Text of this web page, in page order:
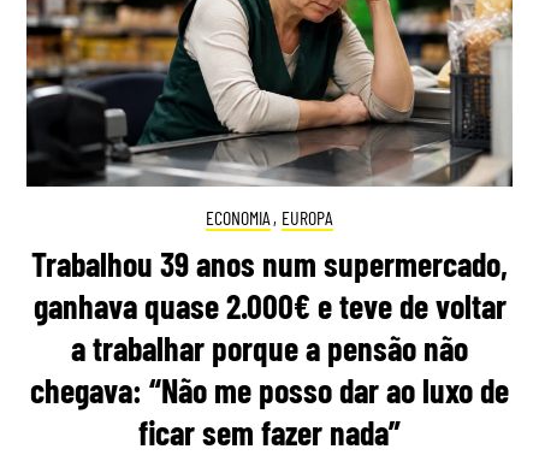
ECONOMIA , EUROPA
Trabalhou 39 anos num supermercado,
ganhava quase 2.000€ e teve de voltar
a trabalhar porque a pensão não
chegava: “Não me posso dar ao luxo de
ficar sem fazer nada”